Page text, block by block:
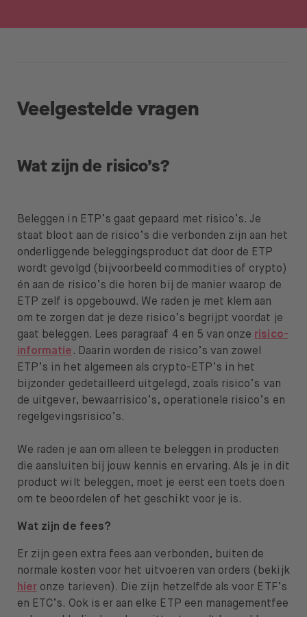
Veelgestelde vragen
Wat zijn de risico’s?
Beleggen in ETP’s gaat gepaard met risico’s. Je
staat bloot aan de risico’s die verbonden zijn aan het
onderliggende beleggingsproduct dat door de ETP
wordt gevolgd (bijvoorbeeld commodities of crypto)
én aan de risico’s die horen bij de manier waarop de
ETP zelf is opgebouwd. We raden je met klem aan
om te zorgen dat je deze risico’s begrijpt voordat je
gaat beleggen. Lees paragraaf 4 en 5 van onze risico-
informatie . Daarin worden de risico’s van zowel
ETP’s in het algemeen als crypto-ETP’s in het
bijzonder gedetailleerd uitgelegd, zoals risico’s van
de uitgever, bewaarrisico’s, operationele risico’s en
regelgevingsrisico’s.
We raden je aan om alleen te beleggen in producten
die aansluiten bij jouw kennis en ervaring. Als je in dit
product wilt beleggen, moet je eerst een toets doen
om te beoordelen of het geschikt voor je is.
Wat zijn de fees?
Er zijn geen extra fees aan verbonden, buiten de
normale kosten voor het uitvoeren van orders (bekijk
hier onze tarieven). Die zijn hetzelfde als voor ETF’s
en ETC’s. Ook is er aan elke ETP een managementfee